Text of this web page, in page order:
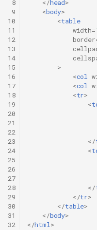
8
9
10
11
12
13
14
15
16
17
18
19
20
21
22
23
24
25
26
27
28
29
30
31
32
</head>
<body>
<table
width=
border
>
<col
<col
<tr>
<
</
<
</
</tr>
</table>
</body>
</html>